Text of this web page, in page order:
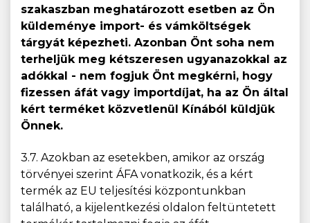
szakaszban meghatározott esetben az Ön
küldeménye import- és vámköltségek
tárgyát képezheti. Azonban Önt soha nem
terheljük meg kétszeresen ugyanazokkal az
adókkal - nem fogjuk Önt megkérni, hogy
fizessen áfát vagy importdíjat, ha az Ön által
kért terméket közvetlenül Kínából küldjük
Önnek.
3.7. Azokban az esetekben, amikor az ország
törvényei szerint ÁFA vonatkozik, és a kért
termék az EU teljesítési központunkban
található, a kijelentkezési oldalon feltüntetett